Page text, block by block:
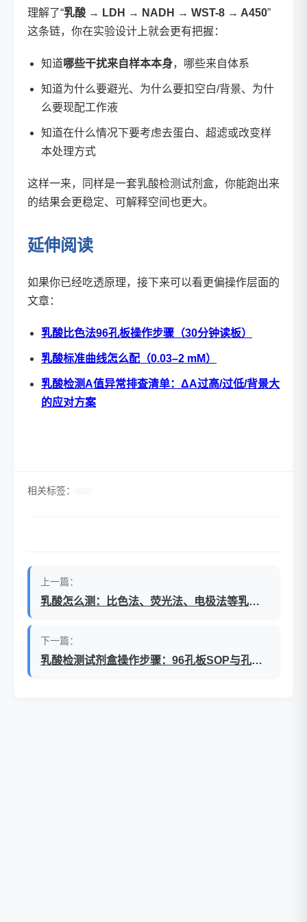
理解了“乳酸 → LDH → NADH → WST-8 → A450”
这条链，你在实验设计上就会更有把握：
知道哪些干扰来自样本本身，哪些来自体系
知道为什么要避光、为什么要扣空白/背景、为什
么要现配工作液
知道在什么情况下要考虑去蛋白、超滤或改变样
本处理方式
这样一来，同样是一套乳酸检测试剂盒，你能跑出来
的结果会更稳定、可解释空间也更大。
延伸阅读
如果你已经吃透原理，接下来可以看更偏操作层面的
文章：
乳酸比色法96孔板操作步骤（30分钟读板）
乳酸标准曲线怎么配（0.03–2 mM）
乳酸检测A值异常排查清单：ΔA过高/过低/背景大
的应对方案
相关标签：
上一篇：
乳酸怎么测：比色法、荧光法、电极法等乳酸检测方法对比（科研场景）
下一篇：
乳酸检测试剂盒操作步骤：96孔板SOP与孔位设计（WST-8比色法）